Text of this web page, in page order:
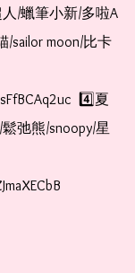
/蠟筆小新/多啦A
/sailor moon/比卡
4️⃣夏
弛熊/snoopy/星